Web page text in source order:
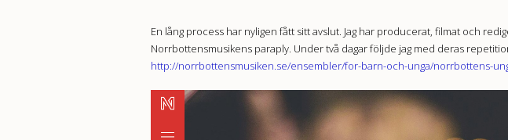
En lång process har nyligen fått sitt avslut. Jag har producerat, filmat och
Norrbottensmusikens paraply. Under två dagar följde jag med deras
http://norrbottensmusiken.se/ensembler/for-barn-och-unga/norrbottens-